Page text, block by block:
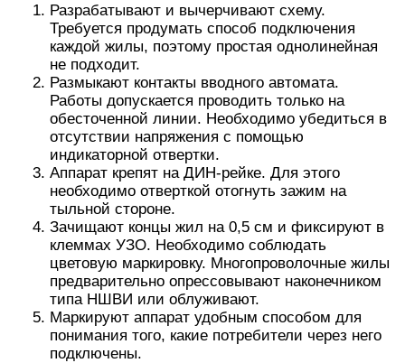
Разрабатывают и вычерчивают схему.
Требуется продумать способ подключения
каждой жилы, поэтому простая однолинейная
не подходит.
Размыкают контакты вводного автомата.
Работы допускается проводить только на
обесточенной линии. Необходимо убедиться в
отсутствии напряжения с помощью
индикаторной отвертки.
Аппарат крепят на ДИН-рейке. Для этого
необходимо отверткой отогнуть зажим на
тыльной стороне.
Зачищают концы жил на 0,5 см и фиксируют в
клеммах УЗО. Необходимо соблюдать
цветовую маркировку. Многопроволочные жилы
предварительно опрессовывают наконечником
типа НШВИ или облуживают.
Маркируют аппарат удобным способом для
понимания того, какие потребители через него
подключены.